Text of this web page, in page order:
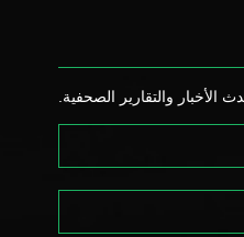
والتقارير الصحفية.